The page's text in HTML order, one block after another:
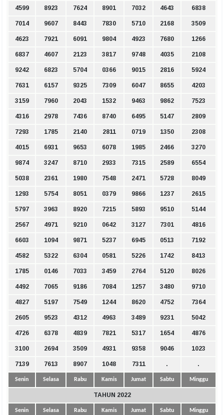
4599 8923 7624 8901 7032 4643 6838
7014 9607 8443 7830 5710 2168 3509
4623 7921 6091 9804 4923 7680 1266
6837 4607 2123 3817 9748 4035 2108
9242 6823 5704 0366 9015 2816 5924
7631 6157 9325 7309 6047 8655 4203
3159 7960 2043 1532 9463 9862 7523
4316 2978 7436 8740 6495 5147 2809
7293 1785 2140 2811 0719 1350 2308
4015 6931 9653 6078 1985 2466 3270
9874 3247 8710 2933 7315 2589 6554
5038 2361 1980 7548 2471 5728 8049
1293 5754 8051 0379 9866 1237 2615
5797 3963 8920 7215 5893 9510 5144
2567 4971 9210 0642 3127 7301 4816
6603 1094 9871 5237 6945 0513 7192
4582 5322 6304 0581 5226 1742 8413
1785 0146 7033 3459 2764 5120 8026
4492 7065 9186 7084 1257 3480 9710
4827 5197 7549 1244 8620 4752 7364
2605 9523 4312 4963 3489 9231 5042
4726 6378 4839 7821 5317 1654 4876
3100 2694 3509 4931 9358 9046 1023
7139 7613 8907 1048 7311 . .
Senin Selasa Rabu Kamis Jumat Sabtu Minggu
TAHUN 2022
Senin Selasa Rabu Kamis Jumat Sabtu Minggu